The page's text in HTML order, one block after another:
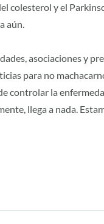
colesterol y el
aún.
asociaciones y
para no
controlar la
llega a nada.